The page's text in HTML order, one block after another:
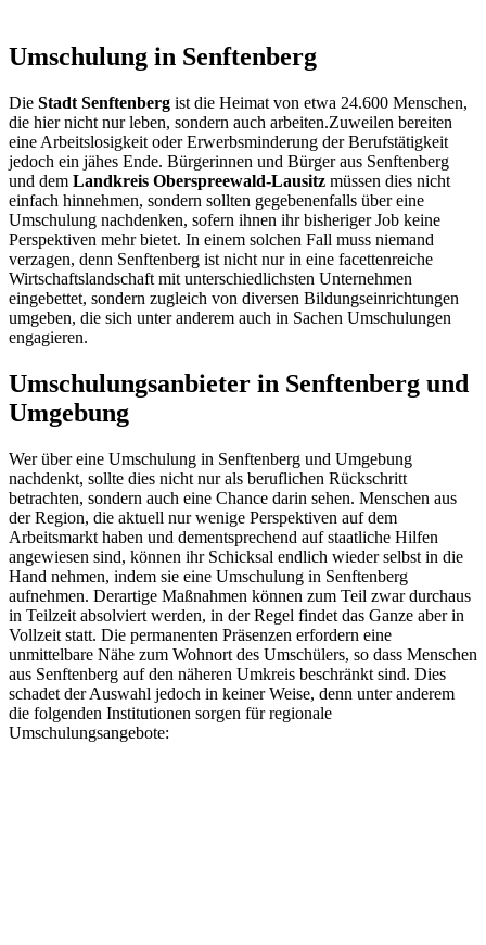
Umschulung in Senftenberg
Die Stadt Senftenberg ist die Heimat von etwa 24.600 Menschen,
die hier nicht nur leben, sondern auch arbeiten.Zuweilen bereiten
eine Arbeitslosigkeit oder Erwerbsminderung der Berufstätigkeit
jedoch ein jähes Ende. Bürgerinnen und Bürger aus Senftenberg
und dem Landkreis Oberspreewald-Lausitz müssen dies nicht
einfach hinnehmen, sondern sollten gegebenenfalls über eine
Umschulung nachdenken, sofern ihnen ihr bisheriger Job keine
Perspektiven mehr bietet. In einem solchen Fall muss niemand
verzagen, denn Senftenberg ist nicht nur in eine facettenreiche
Wirtschaftslandschaft mit unterschiedlichsten Unternehmen
eingebettet, sondern zugleich von diversen Bildungseinrichtungen
umgeben, die sich unter anderem auch in Sachen Umschulungen
engagieren.
Umschulungsanbieter in Senftenberg und
Umgebung
Wer über eine Umschulung in Senftenberg und Umgebung
nachdenkt, sollte dies nicht nur als beruflichen Rückschritt
betrachten, sondern auch eine Chance darin sehen. Menschen aus
der Region, die aktuell nur wenige Perspektiven auf dem
Arbeitsmarkt haben und dementsprechend auf staatliche Hilfen
angewiesen sind, können ihr Schicksal endlich wieder selbst in die
Hand nehmen, indem sie eine Umschulung in Senftenberg
aufnehmen. Derartige Maßnahmen können zum Teil zwar durchaus
in Teilzeit absolviert werden, in der Regel findet das Ganze aber in
Vollzeit statt. Die permanenten Präsenzen erfordern eine
unmittelbare Nähe zum Wohnort des Umschülers, so dass Menschen
aus Senftenberg auf den näheren Umkreis beschränkt sind. Dies
schadet der Auswahl jedoch in keiner Weise, denn unter anderem
die folgenden Institutionen sorgen für regionale
Umschulungsangebote: